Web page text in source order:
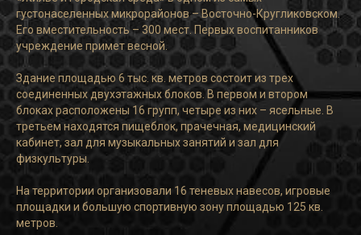
густонаселенных микрорайонов – Восточно-Кругликовском.
Его вместительность – 300 мест. Первых воспитанников
учреждение примет весной.
Здание площадью 6 тыс. кв. метров состоит из трех
соединенных двухэтажных блоков. В первом и втором
блоках расположены 16 групп, четыре из них – ясельные. В
третьем находятся пищеблок, прачечная, медицинский
кабинет, зал для музыкальных занятий и зал для
физкультуры.
На территории организовали 16 теневых навесов, игровые
площадки и большую спортивную зону площадью 125 кв.
метров.